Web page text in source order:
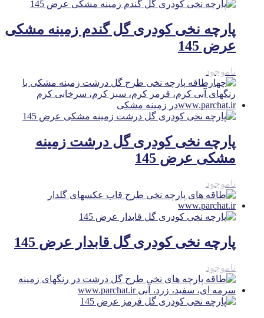
پارچه نخی کودری گل گندم زمینه مشکی
عرض 145
ناموجود
پارچه نخی کودری گل درشت زمینه
مشکی عرض 145
ناموجود
پارچه نخی کودری گل قابدار عرض 145
ناموجود